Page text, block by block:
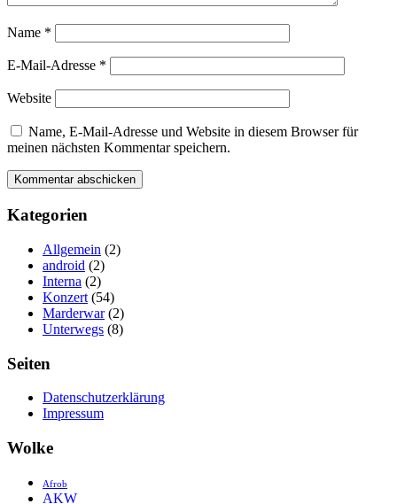
Name *
E-Mail-Adresse *
Website
Name, E-Mail-Adresse und Website in diesem Browser für
meinen nächsten Kommentar speichern.
Kategorien
Allgemein (2)
android (2)
Interna (2)
Konzert (54)
Marderwar(2)
Unterwegs (8)
Seiten
Datenschutzerklärung
Impressum
Wolke
Afrob
AKW